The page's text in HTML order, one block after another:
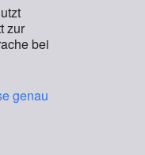
zur
bei
genau